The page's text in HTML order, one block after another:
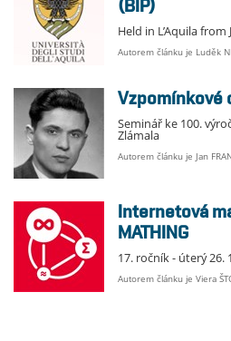
(BIP)
Held in L’Aquila from
Autorem článku je Luděk
Seminář ke 100.
Zlámala
Autorem článku je Jan
Internetová matematická soutěž
MATHING
17. ročník - úterý 26.
Autorem článku je Viera